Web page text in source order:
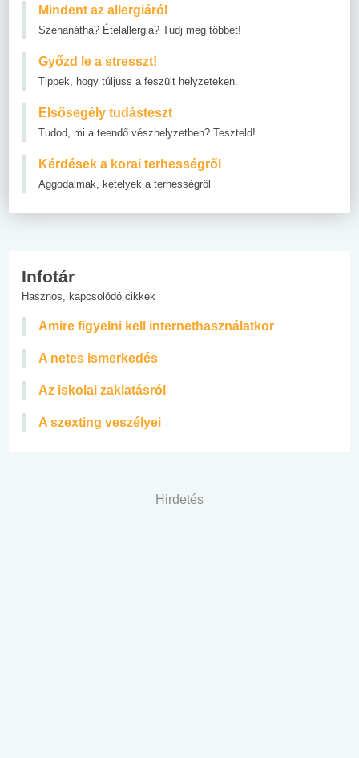
Mindent az allergiáról
Szénanátha? Ételallergia? Tudj meg többet!
Győzd le a stresszt!
Tippek, hogy túljuss a feszült helyzeteken.
Elsősegély tudásteszt
Tudod, mi a teendő vészhelyzetben? Teszteld!
Kérdések a korai terhességről
Aggodalmak, kételyek a terhességről
Infotár
Hasznos, kapcsolódó cikkek
Amire figyelni kell internethasználatkor
A netes ismerkedés
Az iskolai zaklatásról
A szexting veszélyei
Hirdetés